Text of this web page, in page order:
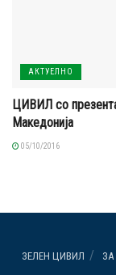
АКТУЕЛНО
ЦИВИЛ со
Македонија
05/10/2016
ЗЕЛЕН ЦИВИЛ